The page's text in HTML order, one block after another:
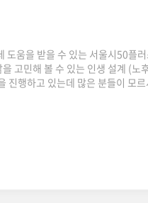
도움을 받을 수 있는 서울시50플
고민해 볼 수 있는 인생 설계 (노
진행하고 있는데 많은 분들이 모
길 바랍니다!!! 서울시50플러스재
의를 찾아볼 수 있습니다. 강의 카
니다. 총 17개 서울시 50플..